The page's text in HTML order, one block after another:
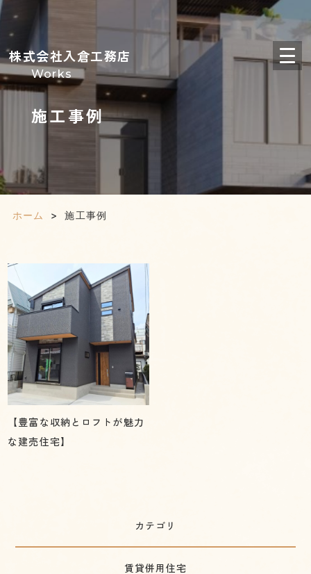
株式会社入倉工務店
Works
施工事例
ホーム > 施工事例
【豊富な収納とロフトが魅力
な建売住宅】
カテゴリ
賃貸併用住宅